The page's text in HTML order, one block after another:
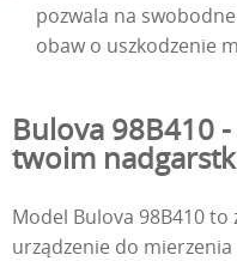
pozwala na
obaw o uszkodzenie
Bulova 98B410
twoim
Model Bulova 98B410 to
urządzenie do